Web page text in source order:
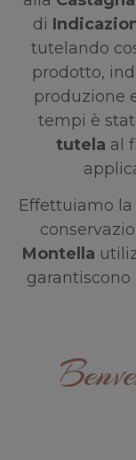
di
tutelando
prodotto,
produzione
tempi è
tutela al
Effettuiamo la
Montella